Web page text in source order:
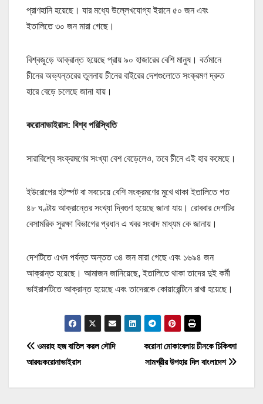
প্রাণহানি হয়েছে। যার মধ্যে উল্লেখযোগ্য ইরানে ৫০ জন এবং
ইতালিতে ৩০ জন মারা গেছে।
বিশ্বজুড়ে আক্রান্ত হয়েছে প্রায় ৯০ হাজারের বেশি মানুষ। বর্তমানে
চীনের অভ্যন্তরের তুলনায় চীনের বাইরের দেশগুলোতে সংক্রমণ দ্রুত
হারে বেড়ে চলেছে জানা যায়।
করোনাভাইরাস: বিশ্ব পরিস্থিতি
সারাবিশ্বে সংক্রমণের সংখ্যা বেশ বেড়েলেও, তবে চীনে এই হার কমেছে।
ইউরোপের হটস্পট বা সবচেয়ে বেশি সংক্রমণের মুখে থাকা ইতালিতে গত
৪৮ ঘণ্টায় আক্রান্তের সংখ্যা দ্বিগুণ হয়েছে জানা যায়। রোববার দেশটির
বেসামরিক সুরক্ষা বিভাগের প্রধান এ খবর সংবাদ মাধ্যম কে জানায়।
দেশটিতে এখন পর্যন্ত অন্তত ৩৪ জন মারা গেছে এবং ১৬৯৪ জন
আক্রান্ত হয়েছে। আমাজন জানিয়েছে, ইতালিতে থাকা তাদের দুই কর্মী
ভাইরাসটিতে আক্রান্ত হয়েছে এবং তাদেরকে কোয়ারেন্টিনে রাখা হয়েছে।
P
করোনা মোকাবেলায় চীনকে চিকিৎসা
সামগ্রীর উপহার দিল বাংলাদেশ
ওমরাহ হজ বাতিল করল সৌদি
আরবঃকরোনাভাইরাস